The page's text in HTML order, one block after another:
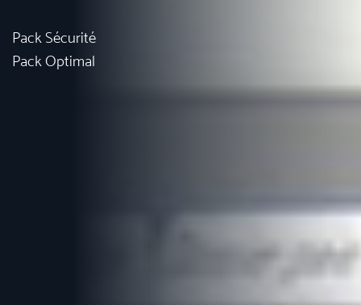
Pack Sécurité
Pack Optimal